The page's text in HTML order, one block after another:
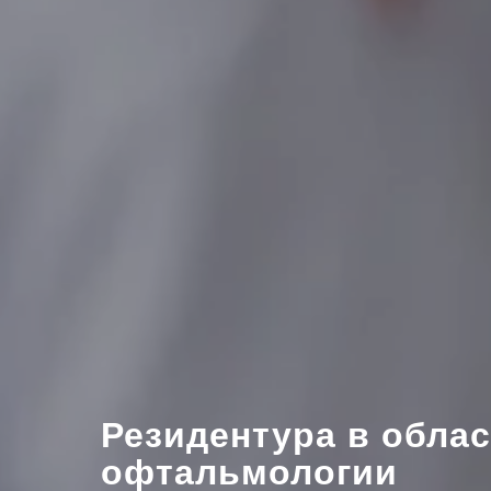
Резидентура в
офтальмологии